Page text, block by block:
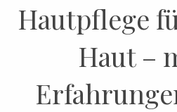
Hautpflege
Haut –